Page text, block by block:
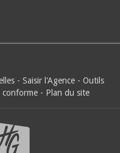
- Saisir l'Agence - Outils
conforme - Plan du site